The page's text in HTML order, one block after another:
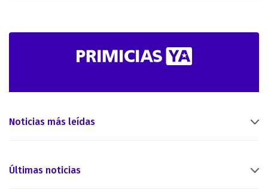
Noticias más leídas
Últimas noticias